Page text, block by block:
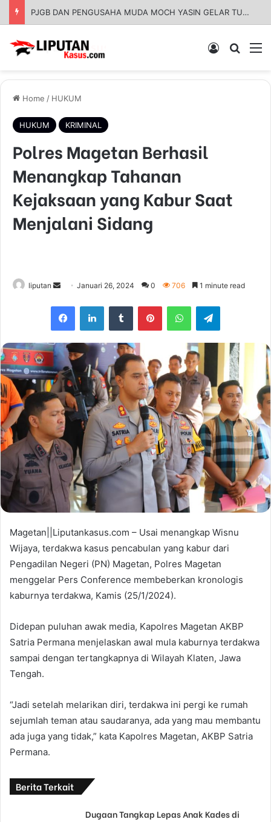
Apresiasi Pengadilan Tinggi Surabaya: Respons Cepat Gugatan Banding Perdata Sumenep, Harapan Pencari Keadilan
Log In
Home / HUKUM
HUKUM KRIMINAL
Polres Magetan Berhasil
Menangkap Tahanan
Kejaksaan yang Kabur Saat
Menjalani Sidang
liputan
n
d
a
n
e
m
a
i
l
Januari 26, 2024 0 706 1 minute read
Magetan||Liputankasus.com – Usai menangkap Wisnu
Wijaya, terdakwa kasus pencabulan yang kabur dari
Pengadilan Negeri (PN) Magetan, Polres Magetan
menggelar Pers Conference membeberkan kronologis
kaburnya terdakwa, Kamis (25/1/2024).
Didepan puluhan awak media, Kapolres Magetan AKBP
Satria Permana menjelaskan awal mula kaburnya terdakwa
sampai dengan tertangkapnya di Wilayah Klaten, Jawa
Tengah.
“Jadi setelah melarikan diri, terdakwa ini pergi ke rumah
sejumlah teman atau saudaranya, ada yang mau membantu
ada juga yang tidak,” kata Kapolres Magetan, AKBP Satria
Permana.
Berita Terkait
Dugaan Tangkap Lepas Anak Kades di